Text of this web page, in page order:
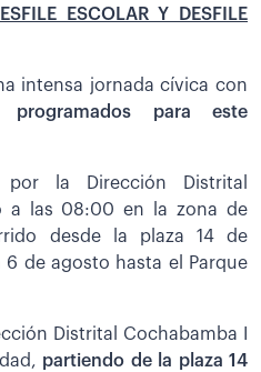
ESCOLAR Y DESFILE
intensa jornada cívica con
programados para este
la Dirección Distrital
a las 08:00 en la zona de
desde la plaza 14 de
de agosto hasta el Parque
Distrital Cochabamba I
partiendo de la plaza 14